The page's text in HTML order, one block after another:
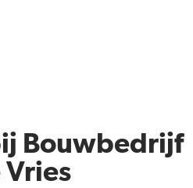
Bouwbedrijf
Vries